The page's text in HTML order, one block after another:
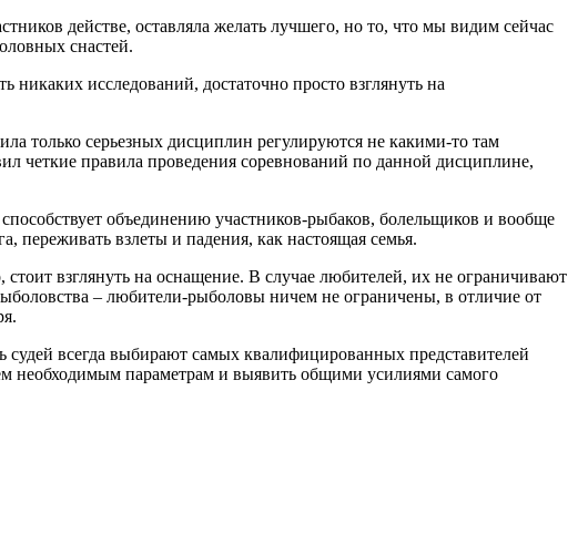
действе, оставляла желать лучшего, но то, что мы видим сейчас
снастей.
исследований, достаточно просто взглянуть на
только серьезных дисциплин регулируются не какими-то там
четкие правила проведения соревнований по данной дисциплине,
объединению участников-рыбаков, болельщиков и вообще
переживать взлеты и падения, как настоящая семья.
взглянуть на оснащение. В случае любителей, их не ограничивают
– любители-рыболовы ничем не ограничены, в отличие от
всегда выбирают самых квалифицированных представителей
необходимым параметрам и выявить общими усилиями самого